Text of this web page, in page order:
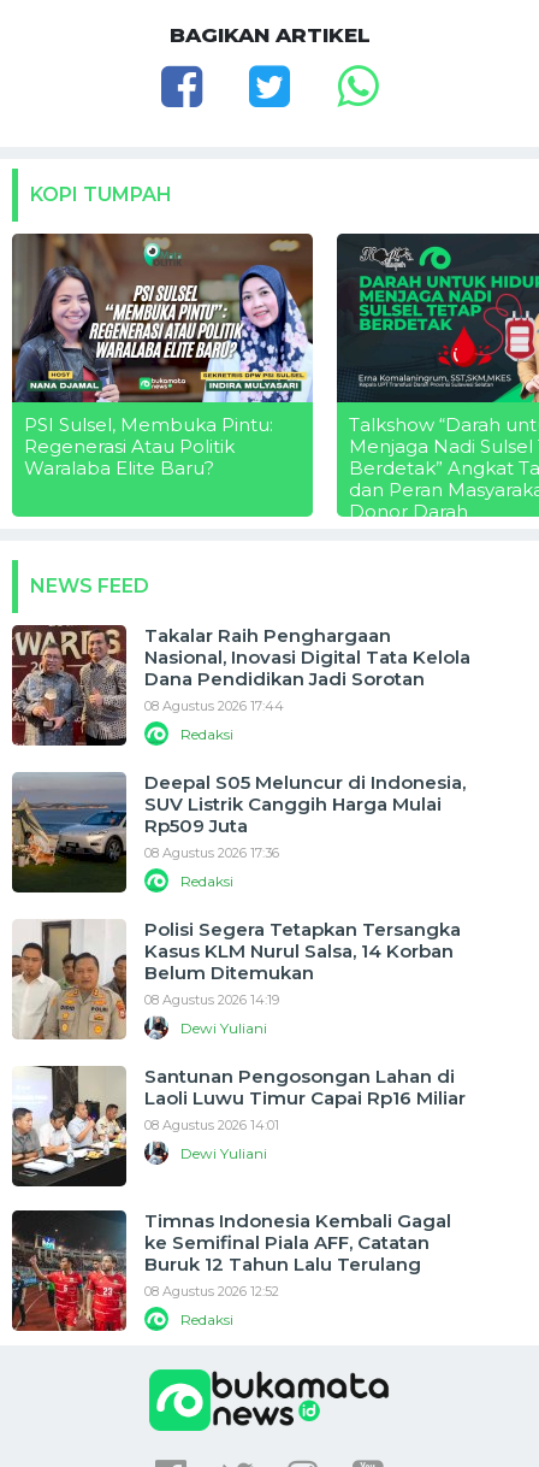
BAGIKAN ARTIKEL
KOPI TUMPAH
PSI Sulsel, Membuka Pintu:
Regenerasi Atau Politik
Waralaba Elite Baru?
Talkshow “Darah
Menjaga Nadi Sulsel
Berdetak” Angkat
dan Peran
Donor Darah
NEWS FEED
Takalar Raih Penghargaan
Nasional, Inovasi Digital Tata Kelola
Dana Pendidikan Jadi Sorotan
08 Agustus 2026 17:44
Redaksi
Deepal S05 Meluncur di Indonesia,
SUV Listrik Canggih Harga Mulai
Rp509 Juta
08 Agustus 2026 17:36
Redaksi
Polisi Segera Tetapkan Tersangka
Kasus KLM Nurul Salsa, 14 Korban
Belum Ditemukan
08 Agustus 2026 14:19
Dewi Yuliani
Santunan Pengosongan Lahan di
Laoli Luwu Timur Capai Rp16 Miliar
08 Agustus 2026 14:01
Dewi Yuliani
Timnas Indonesia Kembali Gagal
ke Semifinal Piala AFF, Catatan
Buruk 12 Tahun Lalu Terulang
08 Agustus 2026 12:52
Redaksi